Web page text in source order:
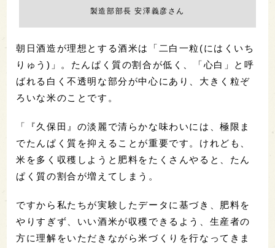
製造部部長 安澤義彦さん
朝日酒造が理想とする酒米は「二白一粒(にはくいち
りゅう)」。たんぱく質の割合が低く、「心白」と呼
ばれる白く不透明な部分が中心にあり、大きく粒ぞ
ろいな米のことです。
「『久保田』の淡麗で清らかな味わいには、極限ま
でたんぱく質を抑えることが重要です。けれども、
米を多く収穫しようと肥料をたくさんやると、たん
ぱく質の割合が増えてしまう。
ですから私たちが実験したデータに基づき、肥料を
やりすぎず、いい酒米が収穫できるよう、生産者の
方に理解をいただきながら米づくりを行なってきま